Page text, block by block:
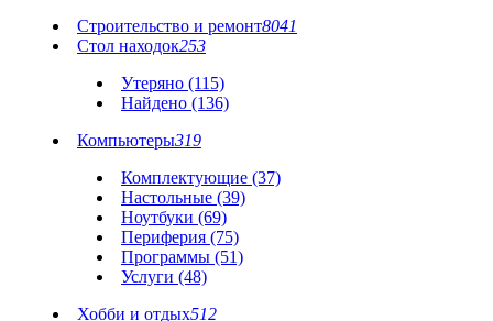
Строительство и ремонт8041
Стол находок253
Утеряно (115)
Найдено (136)
Компьютеры319
Комплектующие (37)
Настольные (39)
Ноутбуки (69)
Периферия (75)
Программы (51)
Услуги (48)
Хобби и отдых512